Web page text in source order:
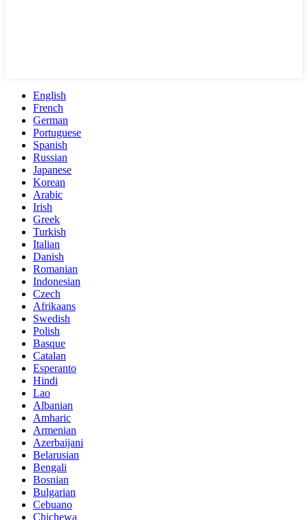
English
French
German
Portuguese
Spanish
Russian
Japanese
Korean
Arabic
Irish
Greek
Turkish
Italian
Danish
Romanian
Indonesian
Czech
Afrikaans
Swedish
Polish
Basque
Catalan
Esperanto
Hindi
Lao
Albanian
Amharic
Armenian
Azerbaijani
Belarusian
Bengali
Bosnian
Bulgarian
Cebuano
Chichewa